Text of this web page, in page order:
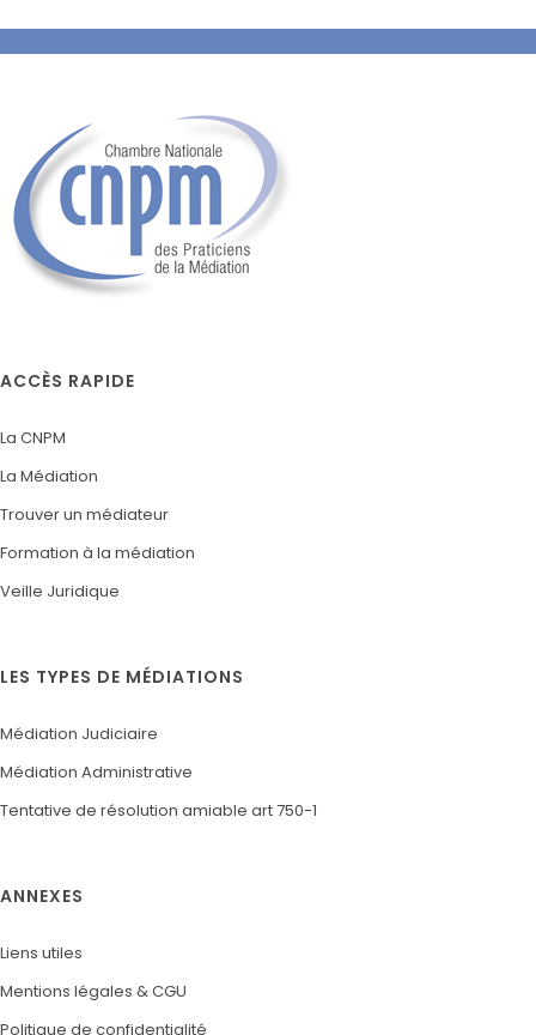
ACCÈS RAPIDE
La CNPM
La Médiation
Trouver un médiateur
Formation à la médiation
Veille Juridique
LES TYPES DE MÉDIATIONS
Médiation Judiciaire
Médiation Administrative
Tentative de résolution amiable art 750-1
ANNEXES
Liens utiles
Mentions légales & CGU
Politique de confidentialité